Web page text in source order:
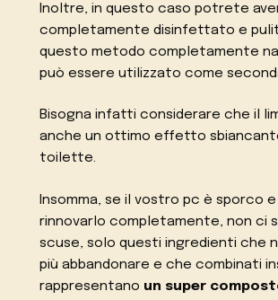
Inoltre, in questo caso potrete
completamente disinfettato e
questo metodo completamente
può essere utilizzato come
Bisogna infatti considerare che il
anche un ottimo effetto
toilette.
Insomma, se il vostro pc è sporco
rinnovarlo completamente, non ci
scuse, solo questi ingredienti che
più abbandonare e che combinati
rappresentano un super